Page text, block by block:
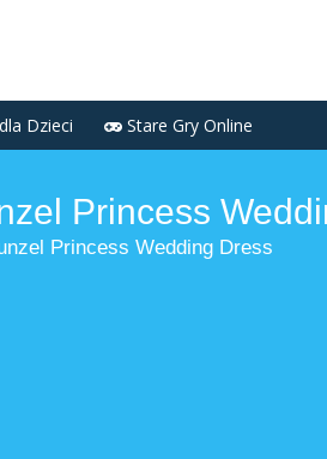
Dzieci Stare Gry Online
Princess
Princess Wedding Dress